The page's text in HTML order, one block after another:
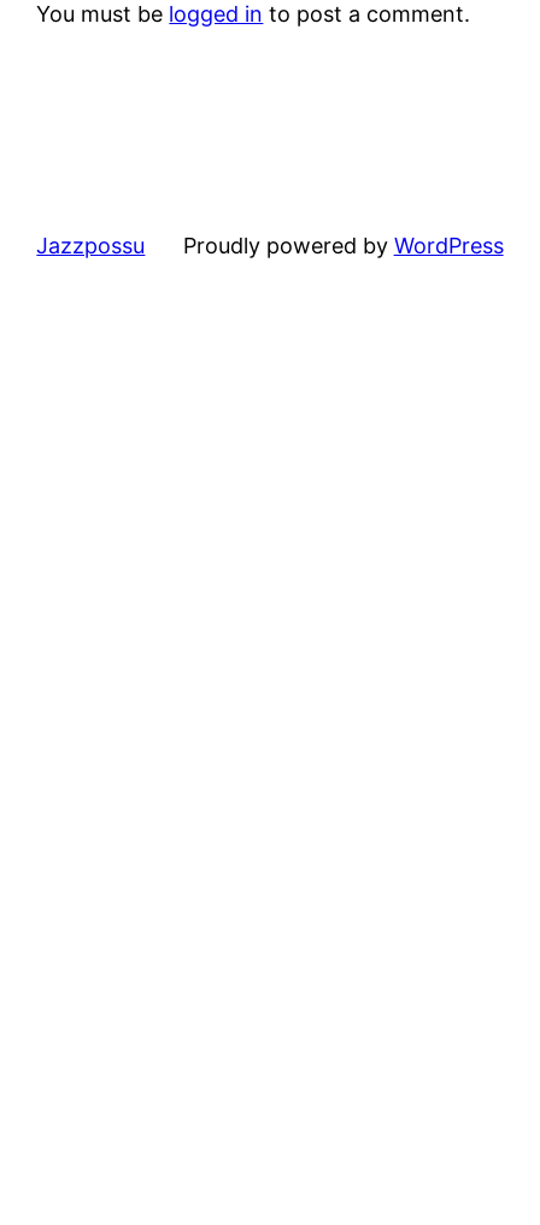
You must be logged in to post a comment.
Jazzpossu Proudly powered by WordPress